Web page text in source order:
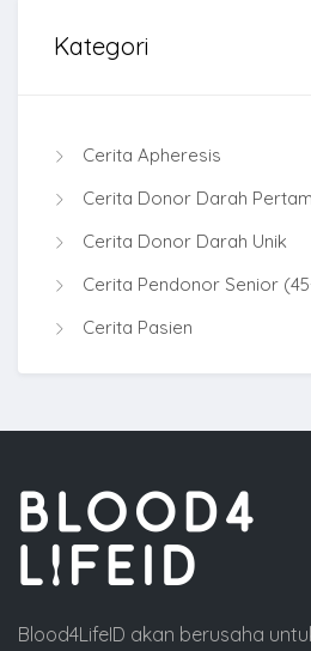
Kategori
Cerita Apheresis
Cerita Donor Darah
Cerita Donor Darah Unik
Cerita Pendonor Senior
Cerita Pasien
Blood4LifeID akan berusaha